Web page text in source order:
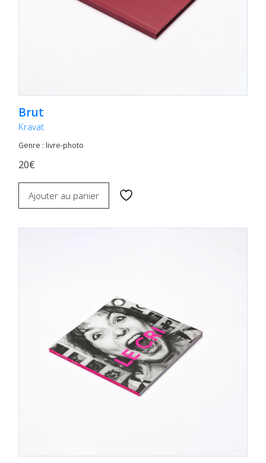
Brut
Kravat
Genre : livre-photo
20€
Ajouter au panier